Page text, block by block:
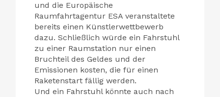
und die Europäische
Raumfahrtagentur ESA veranstaltete
bereits einen Künstlerwettbewerb
dazu. Schließlich würde ein Fahrstuhl
zu einer Raumstation nur einen
Bruchteil des Geldes und der
Emissionen kosten, die für einen
Raketenstart fällig werden.
Und ein Fahrstuhl könnte auch nach